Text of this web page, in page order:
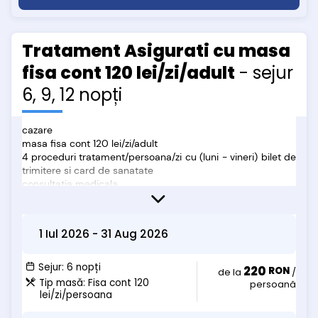
- mic dejun = 22.5 lei/zi
- masa fisa cont Restaurant Intim = 60 lei/zi
Copii 7-14 ani
- cazare in pat suplimentar = 50 lei/zi
- mic dejun = 22.5 lei/zi
- meniu fix pensiune completa = 50 lei/zi
- masa fisa cont Restaurant Intim = 60 lei/zi
Tratament Asigurati cu masa
fisa cont 120 lei/zi/adult - sejur
6, 9, 12 nopți
cazare
masa fisa cont 120 lei/zi/adult
4 proceduri tratament/persoana/zi cu (luni - vineri) bilet de
trimitere si card de sanatate
consultatia medicala
• Acces SPA (aproximativ 35 lei/adult/3 ore si 15 lei/copil/3
cromoterapie, aromoterapie, jacuzzi, sala fitness, salina cu
sare Himalaya si Praid, fantana de gheata, bazin cu apa
termala. (*tariful pentru acces se poate modifica în orice
moment, nu ne asumăm eventuale diferențe sau modificări
1 Iul 2026 - 31 Aug 2026
Sejur: 6 nopți
Tip masă: Fisa cont 120
lei/zi/persoana
de la 220 RON /
persoană